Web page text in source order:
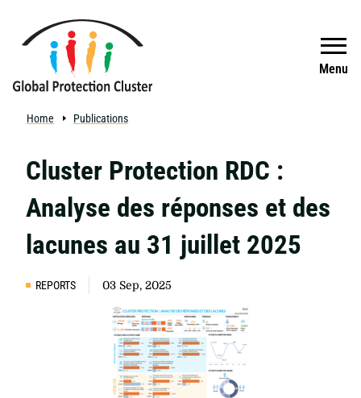
Menu
Search
Home Publications
Cluster Protection RDC :
Analyse des réponses et des
lacunes au 31 juillet 2025
REPORTS 03 Sep, 2025